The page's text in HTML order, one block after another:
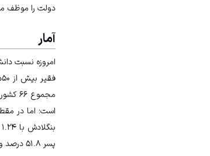
دولت را موظف
آمار
امروزه نسبت
فقیر بیش از ۵۰درصد دختران از تحصیل بالاتر از ابتدایی باز می‌مانند.
بنگلادش با ۱.۲۴ درصد و کمترین مقدار مربوط به چاد با ۰.۵۸ درصد بوده است.
پسر ۵۱.۸ درصد و دختر ۴۸.۲ درصد هستند.